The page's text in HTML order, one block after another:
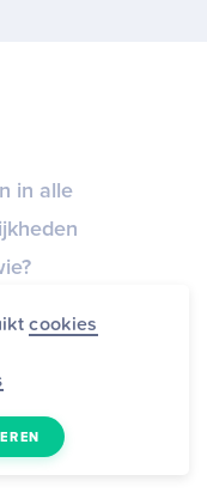
cookies
in alle